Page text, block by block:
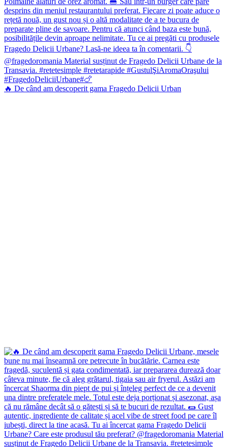
🔥 De când am descoperit gama Fragedo Delicii Urban